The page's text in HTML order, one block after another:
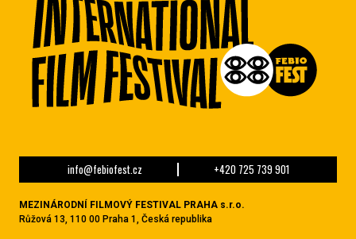
info@febiofest.cz +420 725 739 901
MEZINÁRODNÍ FILMOVÝ FESTIVAL PRAHA s.r.o.
Růžová 13, 110 00 Praha 1, Česká republika